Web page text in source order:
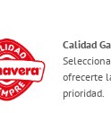
Calidad
ofrecerte
prioridad.